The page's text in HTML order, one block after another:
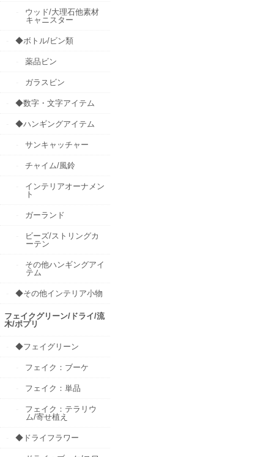
ウッド/大理石他素材
キャニスター
◆ボトル/ビン類
薬品ビン
ガラスビン
◆数字・文字アイテム
◆ハンギングアイテム
サンキャッチャー
チャイム/風鈴
インテリアオーナメン
ト
ガーランド
ビーズ/ストリングカ
ーテン
その他ハンギングアイ
テム
◆その他インテリア小物
フェイクグリーン/ドライ/流
木/ポプリ
◆フェイグリーン
フェイク：ブーケ
フェイク：単品
フェイク：テラリウ
ム/寄せ植え
◆ドライフラワー